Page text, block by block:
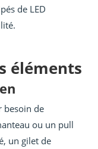
de LED
éléments
besoin de
ou un pull
un gilet de